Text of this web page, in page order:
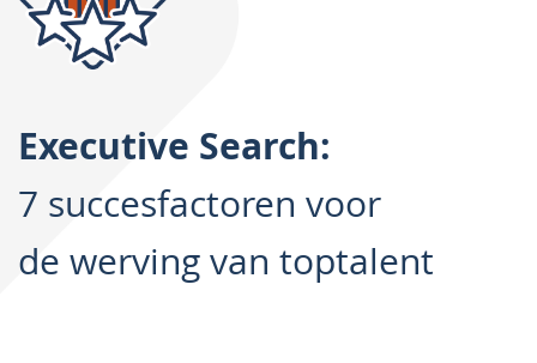
Executive Search:
7 succesfactoren voor
de werving van toptalent